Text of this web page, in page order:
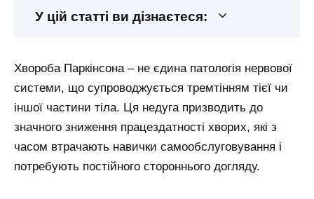
У цій статті ви дізнаєтеся:
Хвороба Паркінсона – не єдина патологія нервової
системи, що супроводжується тремтінням тієї чи
іншої частини тіла. Ця недуга призводить до
значного зниження працездатності хворих, які з
часом втрачають навички самообслуговування і
потребують постійного стороннього догляду.